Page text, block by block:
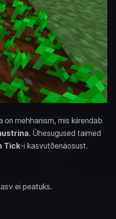
on mehhanism, mis kiirendab
. Ühesugused taimed
Tick-i kasvutõenäosust.
ei peatuks.